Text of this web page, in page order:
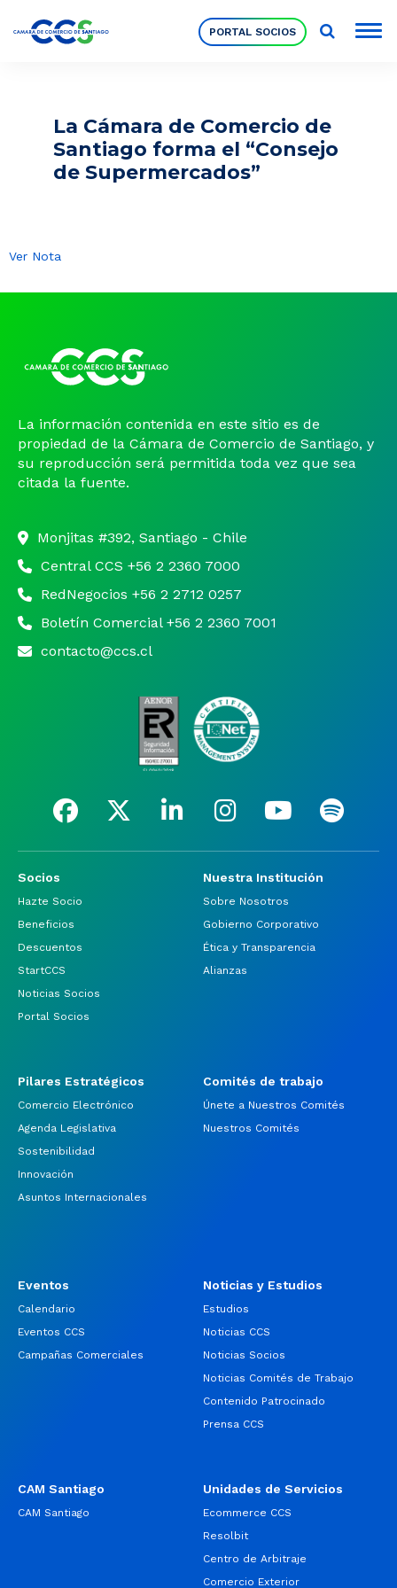
PORTAL SOCIOS
Nuestra Institución
CAM Santiago
Unidades de Servicios
La Cámara de Comercio de
Santiago forma el “Consejo
de Supermercados”
Ver Nota
La información contenida en este sitio es de
propiedad de la Cámara de Comercio de Santiago, y
su reproducción será permitida toda vez que sea
citada la fuente.
Monjitas #392, Santiago - Chile
Central CCS +56 2 2360 7000
RedNegocios +56 2 2712 0257
Boletín Comercial +56 2 2360 7001
contacto@ccs.cl
Socios
Hazte Socio
Beneficios
Descuentos
StartCCS
Noticias Socios
Portal Socios
Nuestra Institución
Sobre Nosotros
Gobierno Corporativo
Ética y Transparencia
Alianzas
Pilares Estratégicos
Comercio Electrónico
Agenda Legislativa
Sostenibilidad
Innovación
Asuntos Internacionales
Comités de trabajo
Únete a Nuestros Comités
Nuestros Comités
Eventos
Calendario
Eventos CCS
Campañas Comerciales
Noticias y Estudios
Estudios
Noticias CCS
Noticias Socios
Noticias Comités de Trabajo
Contenido Patrocinado
Prensa CCS
CAM Santiago
CAM Santiago
Unidades de Servicios
Ecommerce CCS
Resolbit
Centro de Arbitraje
Comercio Exterior